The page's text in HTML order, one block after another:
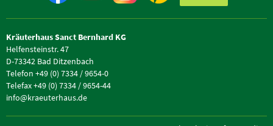
Kräuterhaus Sanct Bernhard KG
Helfensteinstr. 47
D-73342 Bad Ditzenbach
Telefon +49 (0) 7334 / 9654-0
Telefax +49 (0) 7334 / 9654-44
info@kraeuterhaus.de